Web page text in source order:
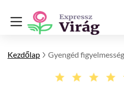
Kezdőlap Gyengéd figyelmesség